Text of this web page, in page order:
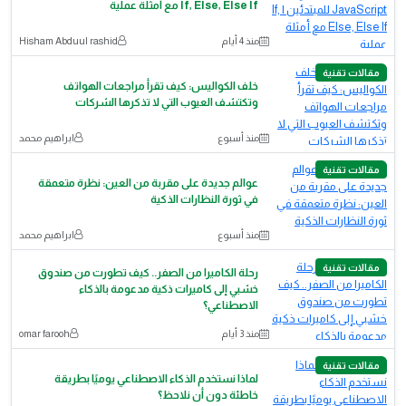
If, Else, Else If مع أمثلة عملية
منذ 4 أيام Hisham Abduul rashid
مقالات تقنية
خلف الكواليس: كيف تقرأ مراجعات الهواتف
وتكتشف العيوب التي لا تذكرها الشركات
منذ أسبوع ابراهيم محمد
مقالات تقنية
عوالم جديدة على مقربة من العين: نظرة متعمقة
في ثورة النظارات الذكية
منذ أسبوع ابراهيم محمد
مقالات تقنية
رحلة الكاميرا من الصفر.. كيف تطورت من صندوق
خشبي إلى كاميرات ذكية مدعومة بالذكاء
الاصطناعي؟
منذ 3 أيام omar farooh
مقالات تقنية
لماذا نستخدم الذكاء الاصطناعي يوميًا بطريقة
خاطئة دون أن نلاحظ؟